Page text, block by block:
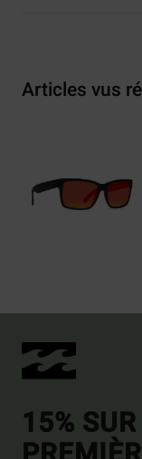
Articles vus
15%